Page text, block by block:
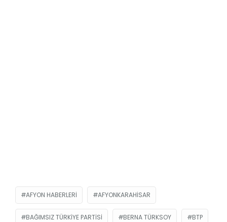
AFYON HABERLERI AFYONKARAHISAR
BAĞIMSIZ TÜRKIYE PARTISI BERNA TÜRKSOY BTP